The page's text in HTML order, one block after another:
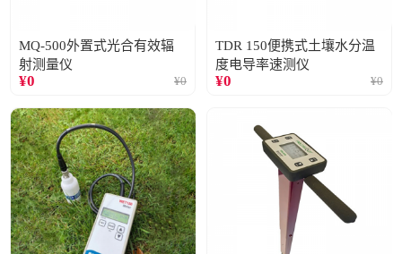
MQ-500外置式光合有效辐
射测量仪
¥0 ¥0
TDR 150便携式土壤水分温
度电导率速测仪
¥0 ¥0